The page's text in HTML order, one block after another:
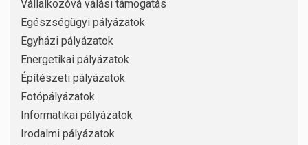
Vállalkozóvá válási támogatás
Egészségügyi pályázatok
Egyházi pályázatok
Energetikai pályázatok
Építészeti pályázatok
Fotópályázatok
Informatikai pályázatok
Irodalmi pályázatok